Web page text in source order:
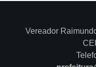
Vereador